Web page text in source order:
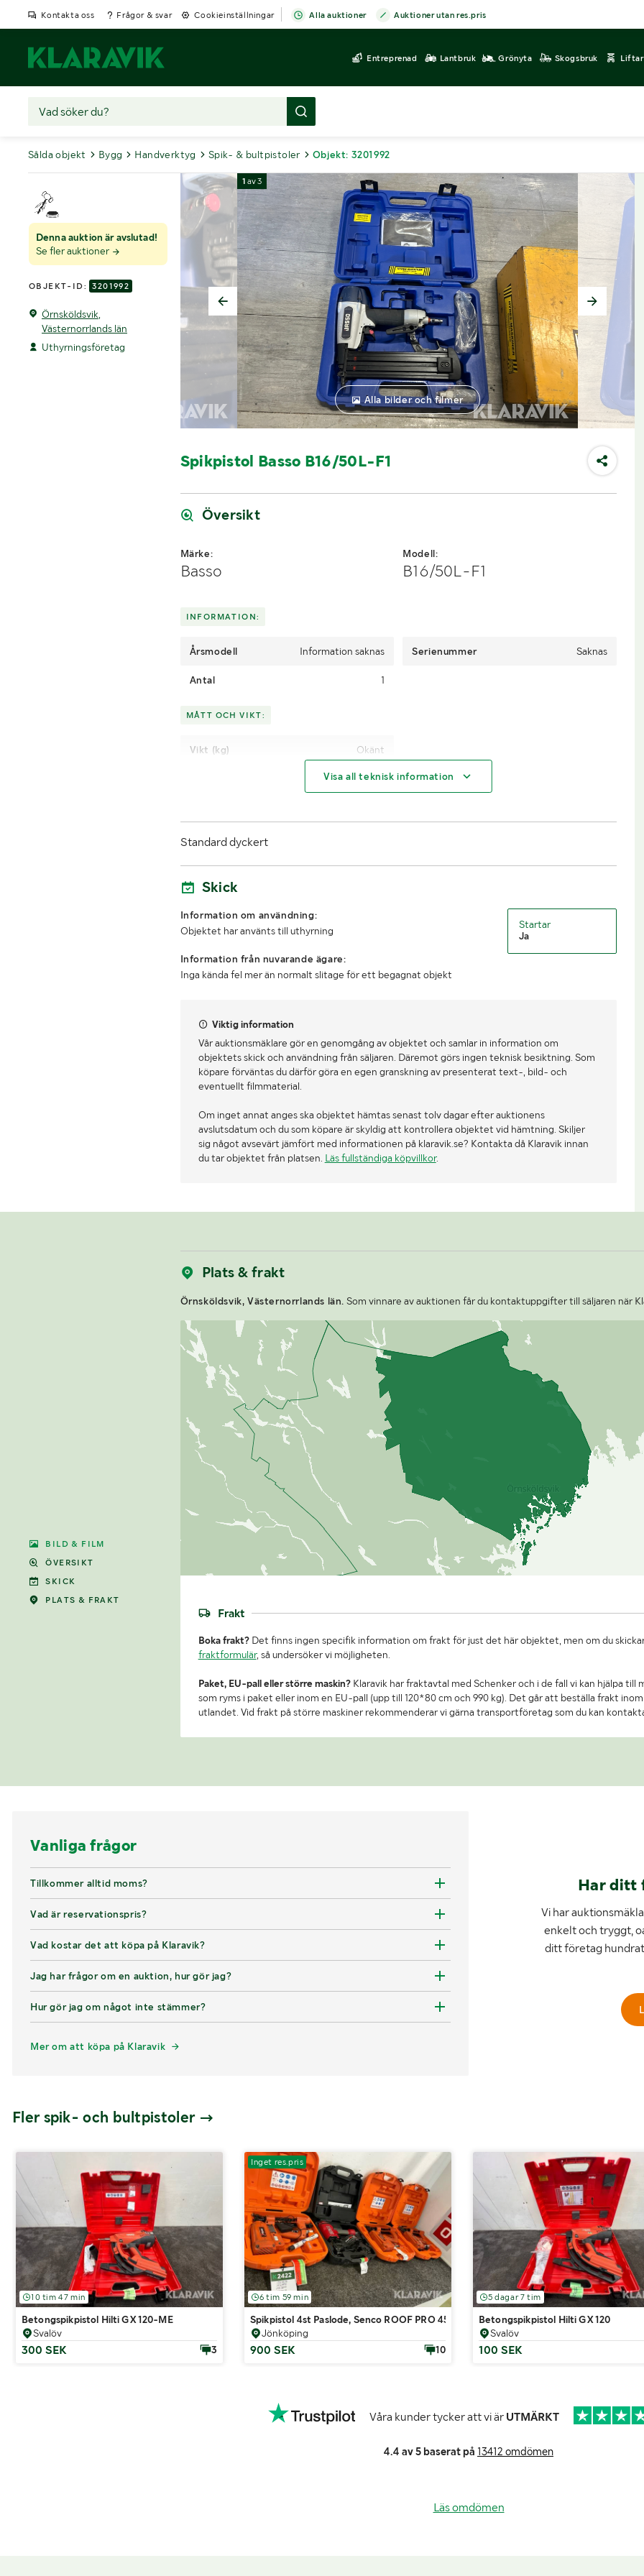
Kontakta oss Frågor & svar Cookieinställningar Alla auktioner Auktioner utan res.pris
Entreprenad Lantbruk Grönyta Skogsbruk Liftar
Sålda objekt Bygg Handverktyg Spik- & bultpistoler Objekt: 3201992
Denna auktion är avslutad!
Se fler auktioner
OBJEKT-ID: 3201992
Örnsköldsvik,
Västernorrlands län
Uthyrningsföretag
BILD & FILM
ÖVERSIKT
SKICK
PLATS & FRAKT
1 av3
Alla bilder och filmer
Spikpistol Basso B16/50L-F1
Översikt
Märke:
Basso
Modell:
B16/50L-F1
INFORMATION:
Årsmodell Information saknas Serienummer Saknas
Antal 1
MÅTT OCH VIKT:
Vikt (kg) Okänt
Lasthjälp med Truck
Visa all teknisk information
Standard dyckert
Skick
Information om användning:
Objektet har använts till uthyrning
Information från nuvarande ägare:
Inga kända fel mer än normalt slitage för ett begagnat objekt
Startar
Ja
Viktig information
Vår auktionsmäklare gör en genomgång av objektet och samlar in information om
objektets skick och användning från säljaren. Däremot görs ingen teknisk besiktning. Som
köpare förväntas du därför göra en egen granskning av presenterat text-, bild- och
eventuellt filmmaterial.
Om inget annat anges ska objektet hämtas senast tolv dagar efter auktionens
avslutsdatum och du som köpare är skyldig att kontrollera objektet vid hämtning. Skiljer
sig något avsevärt jämfört med informationen på klaravik.se? Kontakta då Klaravik innan
du tar objektet från platsen. Läs fullständiga köpvillkor.
Plats & frakt
Örnsköldsvik, Västernorrlands län. Som vinnare av auktionen får du kontaktuppgifter till säljaren när
Frakt
Boka frakt?Det finns ingen specifik information om frakt för just det här objektet, men om du
fraktformulär, så undersöker vi möjligheten.
Paket, EU-pall eller större maskin?Klaravik har fraktavtal med Schenker och i de fall vi kan hjälpa till
som ryms i paket eller inom en EU-pall (upp till 120*80 cm och 990 kg). Det går att beställa frakt
utlandet. Vid frakt på större maskiner rekommenderar vi gärna transportföretag som du kan
Vanliga frågor
Tillkommer alltid moms?
Vad är reservationspris?
Vad kostar det att köpa på Klaravik?
Jag har frågor om en auktion, hur gör jag?
Hur gör jag om något inte stämmer?
Mer om att köpa på Klaravik
Har ditt
Vi har
enkelt och tryggt,
ditt företag
Fler spik- och bultpistoler
10 tim 47 min
Betongspikpistol Hilti GX 120-ME
Svalöv
300 SEK 3
Inget res.pris
6 tim 59 min
Spikpistol 4st Paslode, Senco ROOF PRO 455XP
Jönköping
900 SEK 10
5 dagar 7 tim
Betongspikpistol Hilti GX 120
Svalöv
100 SEK
Våra kunder tycker att vi är UTMÄRKT
4.4 av 5 baserat på 13412 omdömen
Läs omdömen